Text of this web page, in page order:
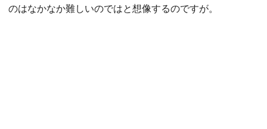
のはなかなか難しいのではと想像するのですが。